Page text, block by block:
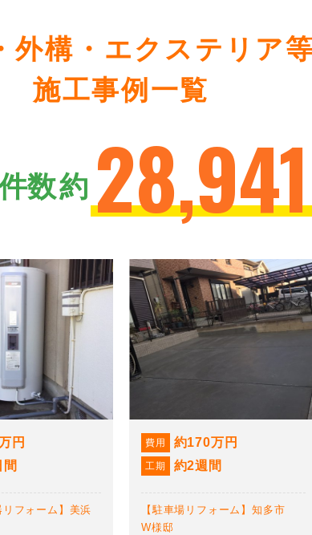
外構・エクステリア等
施工事例一覧
数約 28,941
円
間
リフォーム】美浜
費用 約170万円
工期 約2週間
【駐車場リフォーム】知多市
W様邸